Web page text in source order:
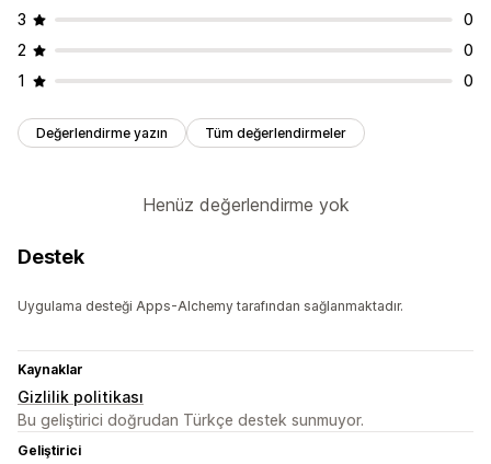
3
0
2
0
1
0
Değerlendirme yazın Tüm değerlendirmeler
Henüz değerlendirme yok
Destek
Uygulama desteği Apps-Alchemy tarafından sağlanmaktadır.
Kaynaklar
Gizlilik politikası
Bu geliştirici doğrudan Türkçe destek sunmuyor.
Geliştirici